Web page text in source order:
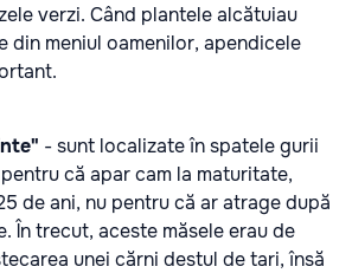
verzi. Când plantele alcătuiau
din meniul oamenilor, apendicele
- sunt localizate în spatele gurii
că apar cam la maturitate,
de ani, nu pentru că ar atrage după
În trecut, aceste măsele erau de
unei cărni destul de tari, însă